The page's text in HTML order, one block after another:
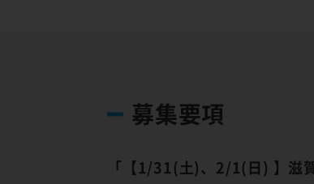
募集要項
「【1/31(土)、2/1(日) 】滋